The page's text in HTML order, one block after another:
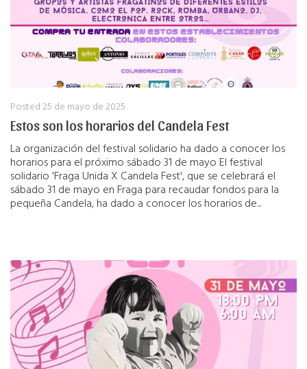
Posted25 de mayo de 2025
Estos son los horarios del Candela Fest
La organización del festival solidario ha dado a conocer los
horarios para el próximo sábado 31 de mayo El festival
solidario 'Fraga Unida X Candela Fest', que se celebrará el
sábado 31 de mayo en Fraga para recaudar fondos para la
pequeña Candela, ha dado a conocer los horarios de...